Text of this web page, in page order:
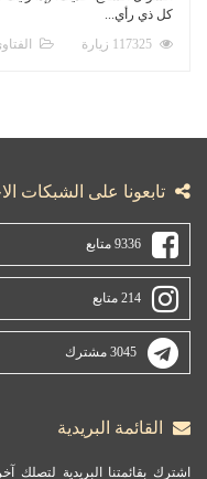
كل ذي رأي...
تابعونا على الشبكات
9336 متابع
214 متابع
3045 مشترك
القائمة البريدية
اشترك بقائمتنا البريدية لتصلك